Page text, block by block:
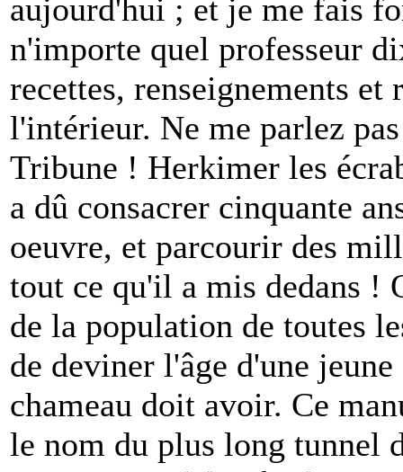
aujourd'hui ; et je me fais
n'importe quel professeur
recettes, renseignements
l'intérieur. Ne me parlez
Tribune ! Herkimer les
a dû consacrer cinquante
oeuvre, et parcourir des
tout ce qu'il a mis dedans !
de la population de toutes
de deviner l'âge d'une
chameau doit avoir. Ce
le nom du plus long tunnel